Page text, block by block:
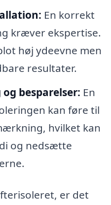
En korrekt
kræver ekspertise.
høj ydeevne men
resultater.
besparelser: En
kan føre til
hvilket kan
og nedsætte
er det